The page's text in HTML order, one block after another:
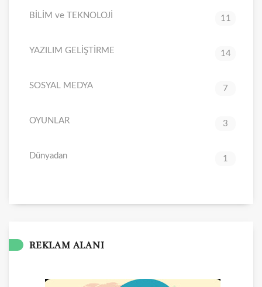
BİLİM ve TEKNOLOJİ 11
YAZILIM GELİŞTİRME 14
SOSYAL MEDYA 7
OYUNLAR 3
Dünyadan 1
REKLAM ALANI